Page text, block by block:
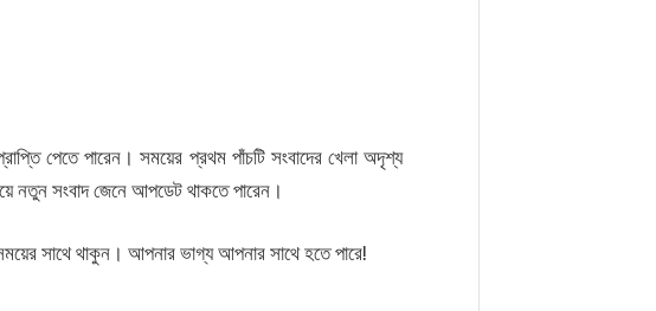
পেতে পারেন। সময়ের প্রথম পাঁচটি সংবাদের খেলা অদৃশ্য
নতুন সংবাদ জেনে আপডেট থাকতে পারেন।
সাথে থাকুন। আপনার ভাগ্য আপনার সাথে হতে পারে!